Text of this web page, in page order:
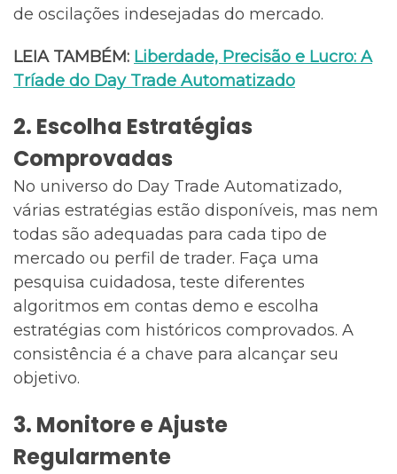
de oscilações indesejadas do mercado.
LEIA TAMBÉM: Liberdade, Precisão e Lucro: A
Tríade do Day Trade Automatizado
2. Escolha Estratégias
Comprovadas
No universo do Day Trade Automatizado,
várias estratégias estão disponíveis, mas nem
todas são adequadas para cada tipo de
mercado ou perfil de trader. Faça uma
pesquisa cuidadosa, teste diferentes
algoritmos em contas demo e escolha
estratégias com históricos comprovados. A
consistência é a chave para alcançar seu
objetivo.
3. Monitore e Ajuste
Regularmente